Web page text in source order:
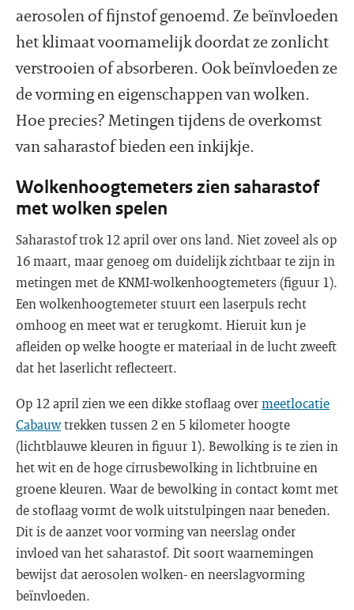
aerosolen of fijnstof genoemd. Ze beïnvloeden
het klimaat voornamelijk doordat ze zonlicht
verstrooien of absorberen. Ook beïnvloeden ze
de vorming en eigenschappen van wolken.
Hoe precies? Metingen tijdens de overkomst
van saharastof bieden een inkijkje.
Wolkenhoogtemeters zien saharastof
met wolken spelen
Saharastof trok 12 april over ons land. Niet zoveel als op
16 maart, maar genoeg om duidelijk zichtbaar te zijn in
metingen met de KNMI-wolkenhoogtemeters (figuur 1).
Een wolkenhoogtemeter stuurt een laserpuls recht
omhoog en meet wat er terugkomt. Hieruit kun je
afleiden op welke hoogte er materiaal in de lucht zweeft
dat het laserlicht reflecteert.
Op 12 april zien we een dikke stoflaag overmeetlocatie
Cabauwtrekken tussen 2 en 5 kilometer hoogte
(lichtblauwe kleuren in figuur 1). Bewolking is te zien in
het wit en de hoge cirrusbewolking in lichtbruine en
groene kleuren. Waar de bewolking in contact komt met
de stoflaag vormt de wolk uitstulpingen naar beneden.
Dit is de aanzet voor vorming van neerslag onder
invloed van het saharastof. Dit soort waarnemingen
bewijst dat aerosolen wolken- en neerslagvorming
beïnvloeden.